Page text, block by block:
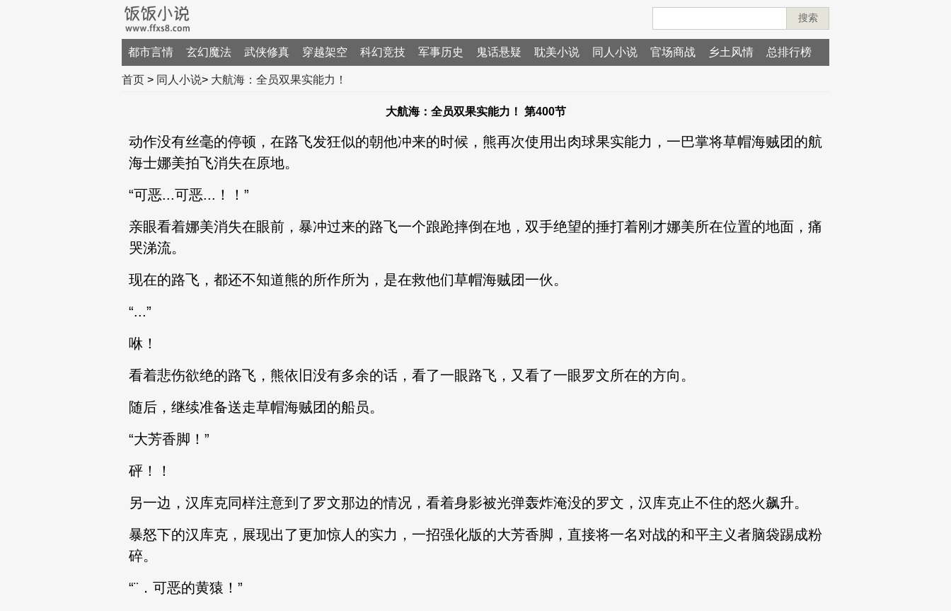
搜索
都市言情 玄幻魔法 武侠修真 穿越架空 科幻竞技 军事历史 鬼话悬疑 耽美小说 同人小说 官场商战 乡土风情 总排行榜
首页 > 同人小说> 大航海：全员双果实能力！
大航海：全员双果实能力！ 第400节
动作没有丝毫的停顿，在路飞发狂似的朝他冲来的时候，熊再次使用出肉球果实能力，一巴掌将草帽海贼团的航
海士娜美拍飞消失在原地。
“可恶...可恶...！！”
亲眼看着娜美消失在眼前，暴冲过来的路飞一个踉跄摔倒在地，双手绝望的捶打着刚才娜美所在位置的地面，痛
哭涕流。
现在的路飞，都还不知道熊的所作所为，是在救他们草帽海贼团一伙。
“...”
咻！
看着悲伤欲绝的路飞，熊依旧没有多余的话，看了一眼路飞，又看了一眼罗文所在的方向。
随后，继续准备送走草帽海贼团的船员。
“大芳香脚！”
砰！！
另一边，汉库克同样注意到了罗文那边的情况，看着身影被光弹轰炸淹没的罗文，汉库克止不住的怒火飙升。
暴怒下的汉库克，展现出了更加惊人的实力，一招强化版的大芳香脚，直接将一名对战的和平主义者脑袋踢成粉
碎。
“¨．可恶的黄猿！”